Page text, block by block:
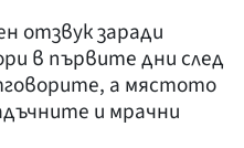
отзвук заради
в първите дни след
а мястото
и мрачни